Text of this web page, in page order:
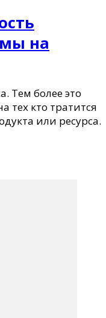
на
Тем более это
тех кто тратится
или ресурса.